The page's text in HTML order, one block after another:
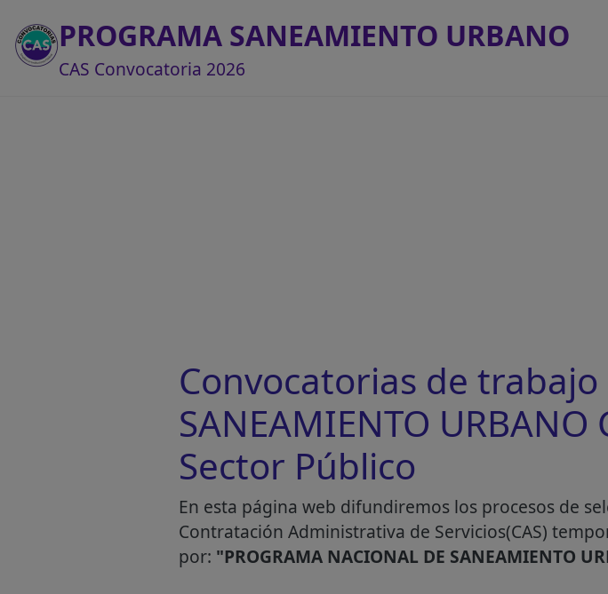
PROGRAMA SANEAMIENTO URBANO
CAS Convocatoria 2026
Convocatorias de trabajo
SANEAMIENTO
Sector Público
En esta página web difundiremos los procesos de
Contratación Administrativa de Servicios(CAS)
por: "PROGRAMA NACIONAL DE SANEAMIENTO